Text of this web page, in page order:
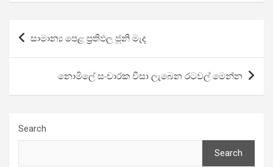
Post
navigation
සාමාන්‍ය පෙළ ප්‍රතිඵල ජූනි මැද
නොමිලේ සංචාරක වීසා ලැබෙන රටවල් මෙන්න
Search
Search